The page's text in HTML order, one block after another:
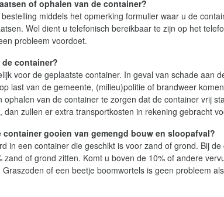
of ophalen van de container?
middels het opmerking formulier waar u de
Wel dient u telefonisch bereikbaar te zijn op het
probleem voordoet.
container?
voor de geplaatste container. In geval van schade aan
last van de gemeente, (milieu)politie of brandweer
van de container te zorgen dat de container vrij
zullen er extra transportkosten in rekening gebracht
gooien van gemengd bouw en sloopafval?
in een container die geschikt is voor zand of grond. Bij
of grond zitten. Komt u boven de 10% of andere
of een beetje boomwortels is geen probleem